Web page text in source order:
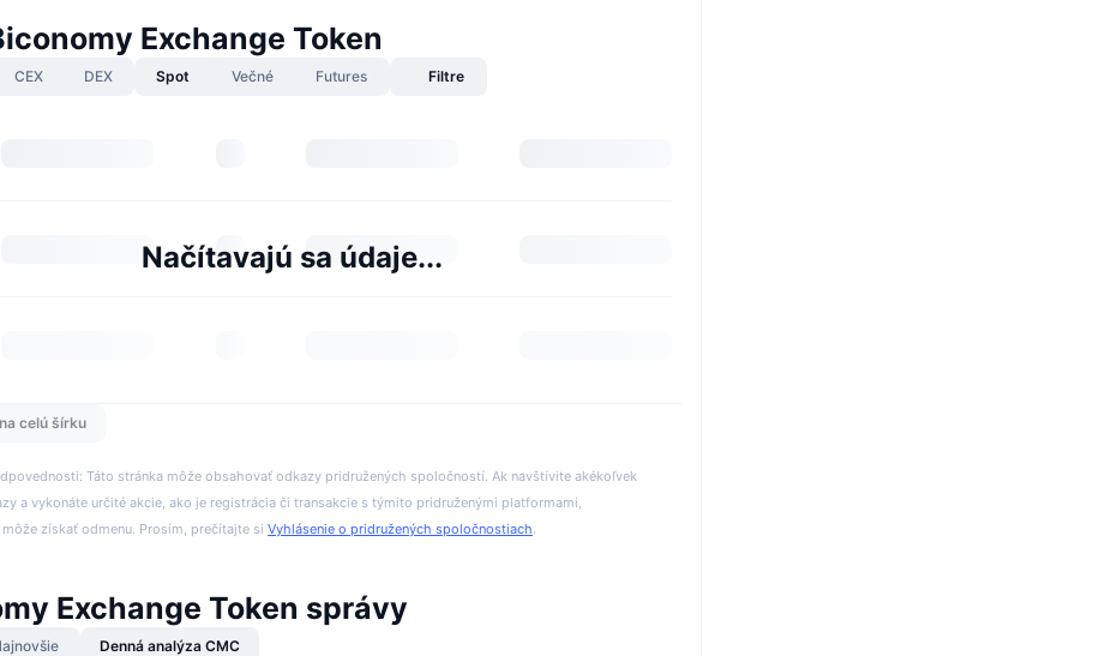
Exchange Token
CEX DEX Spot Večné Futures Filtre
Načítavajú sa údaje...
celú šírku
Táto stránka môže obsahovať odkazy pridružených spoločností. Ak navštívite akékoľvek
a vykonáte určité akcie, ako je registrácia či transakcie s týmito pridruženými platformami,
získať odmenu. Prosím, prečítajte si Vyhlásenie o pridružených spoločnostiach.
Exchange Token správy
Denná analýza CMC